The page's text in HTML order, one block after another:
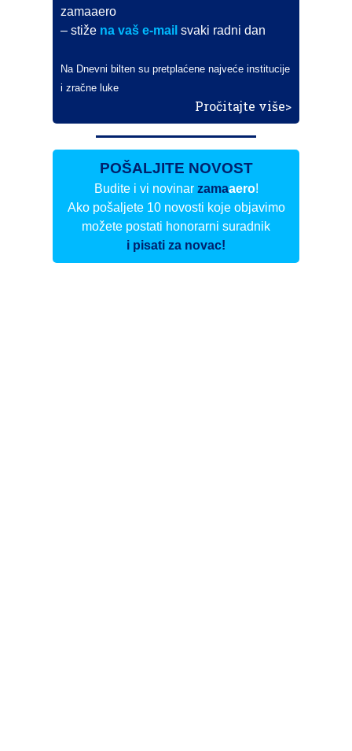
zamaaero
– stiže na vaš e-mail svaki radni dan
Na Dnevni bilten su pretplaćene najveće institucije
i zračne luke
Pročitajte više>
POŠALJITE NOVOST
Budite i vi novinar zamaaero!
Ako pošaljete 10 novosti koje objavimo
možete postati honorarni suradnik
i pisati za novac!